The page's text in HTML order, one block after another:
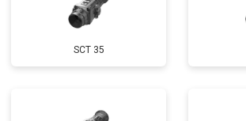
SCT 35